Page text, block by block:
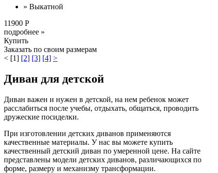
» Выкатной
11900 Р
подробнее »
Купить
Заказать по своим размерам
< [1] [2] [3] [4] >
Диван для детской
Диван важен и нужен в детской, на нем ребенок может
расслабиться после учебы, отдыхать, общаться, проводить
дружеские посиделки.
При изготовлении детских диванов применяются
качественные материалы. У нас вы можете купить
качественный детский диван по умеренной цене. На сайте
представлены модели детских диванов, различающихся по
форме, размеру и механизму трансформации.